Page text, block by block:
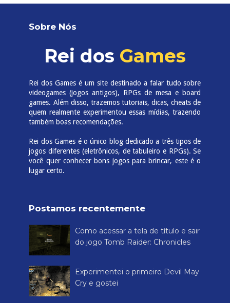
Sobre Nós
Rei dos Games
Rei dos Games é um site destinado a falar tudo sobre
videogames (jogos antigos), RPGs de mesa e board
games. Além disso, trazemos tutoriais, dicas, cheats de
quem realmente experimentou essas mídias, trazendo
também boas recomendações.
Rei dos Games é o único blog dedicado a três tipos de
jogos diferentes (eletrônicos, de tabuleiro e RPGs). Se
você quer conhecer bons jogos para brincar, este é o
lugar certo.
Postamos recentemente
Como acessar a tela de título e sair
do jogo Tomb Raider: Chronicles
Experimentei o primeiro Devil May
Cry e gostei